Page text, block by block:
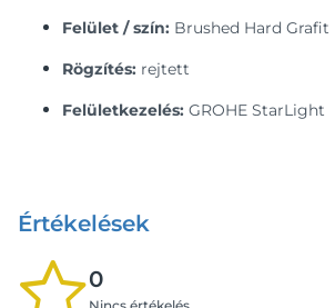
Felület / szín: Brushed Hard Grafit
Rögzítés: rejtett
Felületkezelés: GROHE StarLight
Értékelések
0